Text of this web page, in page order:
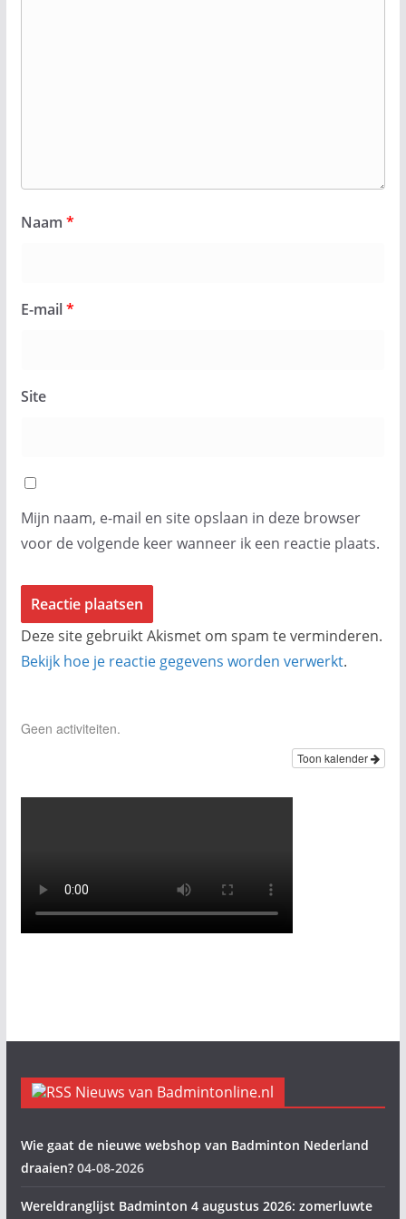
Naam *
E-mail*
Site
Mijn naam, e-mail en site opslaan in deze browser
voor de volgende keer wanneer ik een reactie plaats.
Deze site gebruikt Akismet om spam te verminderen.
Bekijk hoe je reactie gegevens worden verwerkt.
Geen activiteiten.
Toon kalender
Nieuws van Badmintonline.nl
Wie gaat de nieuwe webshop van Badminton Nederland
draaien? 04-08-2026
Wereldranglijst Badminton 4 augustus 2026: zomerluwte